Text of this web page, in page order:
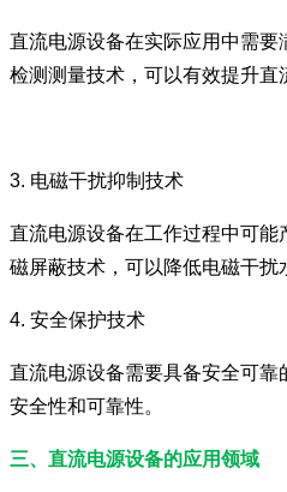
直流电源设备在实际应用中需
检测测量技术，可以有效提升直
3. 电磁干扰抑制技术
直流电源设备在工作过程中可
磁屏蔽技术，可以降低电磁干扰
4. 安全保护技术
直流电源设备需要具备安全可
安全性和可靠性。
三、直流电源设备的应用领域